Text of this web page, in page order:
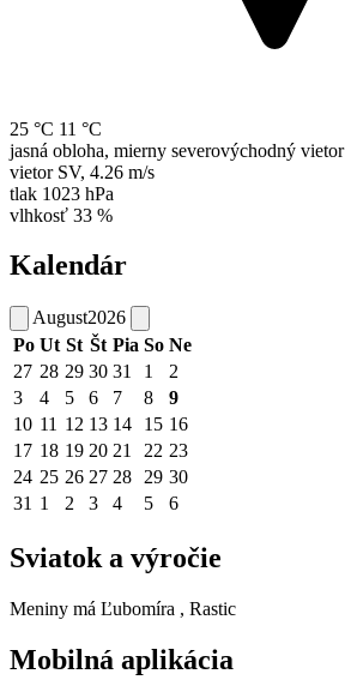
25 °C 11 °C
jasná obloha, mierny severovýchodný vietor
vietor SV, 4.26 m/s
tlak 1023 hPa
vlhkosť 33 %
Kalendár
August2026
Po Ut St Št Pia So Ne
27 28 29 30 31 1
2
3
4 5 6 7 8
9
10 11 12 13 14 15 16
17 18 19 20 21 22 23
24 25 26 27 28 29 30
31 1 2 3 4 5 6
Sviatok a výročie
Meniny má Ľubomíra , Rastic
Mobilná aplikácia